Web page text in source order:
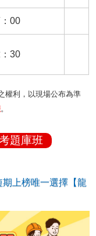
00
30
權利，以現場公布為準
。
題庫班
上榜唯一選擇【龍